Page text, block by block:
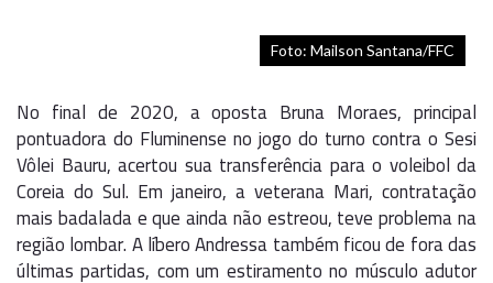
Foto: Mailson Santana/FFC
No final de 2020, a oposta Bruna Moraes, principal
pontuadora do Fluminense no jogo do turno contra o Sesi
Vôlei Bauru, acertou sua transferência para o voleibol da
Coreia do Sul. Em janeiro, a veterana Mari, contratação
mais badalada e que ainda não estreou, teve problema na
região lombar. A líbero Andressa também ficou de fora das
últimas partidas, com um estiramento no músculo adutor